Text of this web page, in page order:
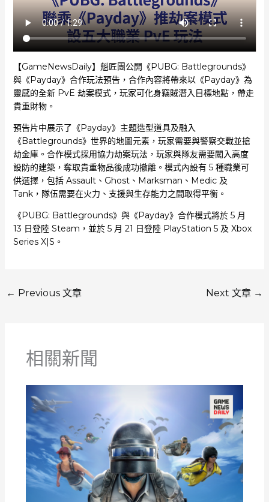
【GameNewsDaily】魁匠團公開《PUBG: Battlegrounds》
與《Payday》合作玩法預告，合作內容將帶來以《Payday》為
靈感的全新 PvE 劫案模式，玩家可化身竊賊潛入目標地點，帶走
貴重財物。
預告片中展示了《Payday》主題造型道具及融入
《Battlegrounds》世界的地圖元素，玩家需要與警察交戰並搶
劫金庫。合作模式採用協力劫案玩法，玩家與隊友需要闖入高度
設防的建築，奪取貴重物品後成功撤離。模式內設有 5 種職業可
供選擇，包括 Assault、Ghost、Marksman、Medic 及
Tank，隊伍需要在火力、支援與生存能力之間取得平衡。
《PUBG: Battlegrounds》與《Payday》合作模式將於 5 月
13 日登陸 Steam，並於 5 月 21 日登陸 PlayStation 5 及 Xbox
Series X|S。
← Previous 文章 Next 文章 →
相關新聞